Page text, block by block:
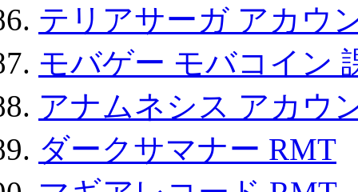
テリアサーガ アカウ
モバゲー モバコイン
アナムネシス アカウ
ダークサマナー RMT